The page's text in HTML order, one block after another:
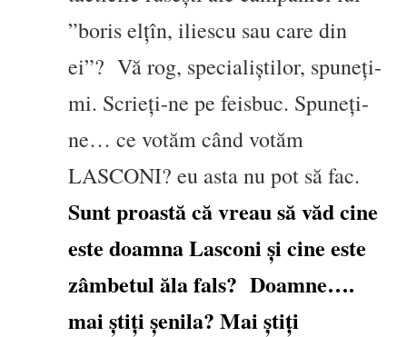
”boris elțîn, iliescu sau care din
ei”? Vă rog, specialiștilor, spuneți-
mi. Scrieți-ne pe feisbuc. Spuneți-
ne… ce votăm când votăm
LASCONI? eu asta nu pot să fac.
Sunt proastă că vreau să văd cine
este doamna Lasconi și cine este
zâmbetul ăla fals? Doamne….
mai știți șenila? Mai știți